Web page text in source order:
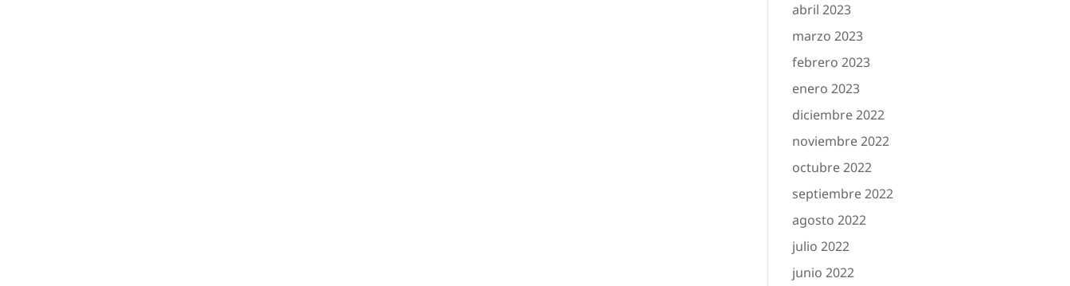
abril 2023
marzo 2023
febrero 2023
enero 2023
diciembre 2022
noviembre 2022
octubre 2022
septiembre 2022
agosto 2022
julio 2022
junio 2022